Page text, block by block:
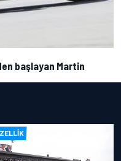
başlayan Martin